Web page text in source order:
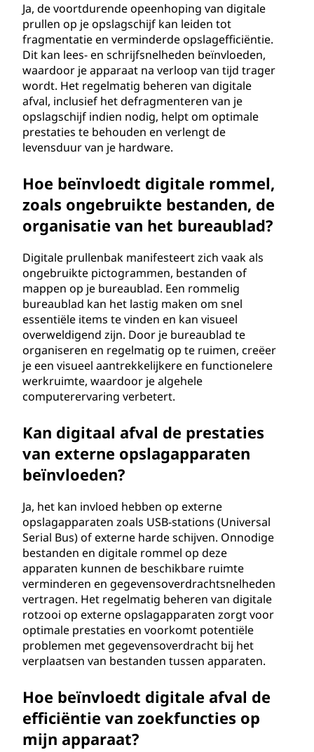
Ja, de voortdurende opeenhoping van digitale
prullen op je opslagschijf kan leiden tot
fragmentatie en verminderde opslagefficiëntie.
Dit kan lees- en schrijfsnelheden beïnvloeden,
waardoor je apparaat na verloop van tijd trager
wordt. Het regelmatig beheren van digitale
afval, inclusief het defragmenteren van je
opslagschijf indien nodig, helpt om optimale
prestaties te behouden en verlengt de
levensduur van je hardware.
Hoe beïnvloedt digitale rommel,
zoals ongebruikte bestanden, de
organisatie van het bureaublad?
Digitale prullenbak manifesteert zich vaak als
ongebruikte pictogrammen, bestanden of
mappen op je bureaublad. Een rommelig
bureaublad kan het lastig maken om snel
essentiële items te vinden en kan visueel
overweldigend zijn. Door je bureaublad te
organiseren en regelmatig op te ruimen, creëer
je een visueel aantrekkelijkere en functionelere
werkruimte, waardoor je algehele
computerervaring verbetert.
Kan digitaal afval de prestaties
van externe opslagapparaten
beïnvloeden?
Ja, het kan invloed hebben op externe
opslagapparaten zoals USB-stations (Universal
Serial Bus) of externe harde schijven. Onnodige
bestanden en digitale rommel op deze
apparaten kunnen de beschikbare ruimte
verminderen en gegevensoverdrachtsnelheden
vertragen. Het regelmatig beheren van digitale
rotzooi op externe opslagapparaten zorgt voor
optimale prestaties en voorkomt potentiële
problemen met gegevensoverdracht bij het
verplaatsen van bestanden tussen apparaten.
Hoe beïnvloedt digitale afval de
efficiëntie van zoekfuncties op
mijn apparaat?